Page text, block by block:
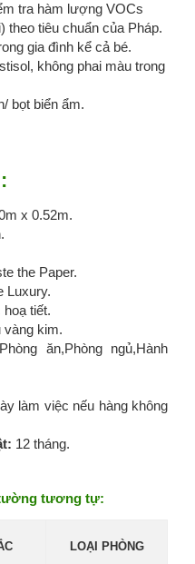
tra hàm lượng VOCs
tiêu chuẩn của Pháp.
gia đình kể cả bé.
không phai màu trong
bọt biển ẩm.
x 0.52m.
the Paper.
Luxury.
tiết.
vàng kim.
ăn,Phòng ngủ,Hành
làm việc nếu hàng không
12 tháng.
tường tương tự:
LOẠI PHÒNG